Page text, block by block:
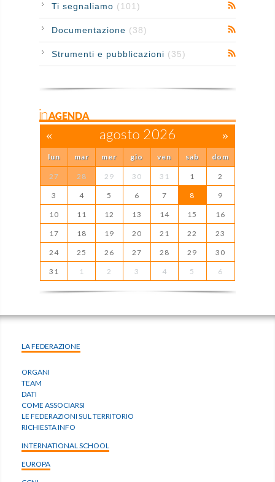
Ti segnaliamo (101)
Documentazione (38)
Strumenti e pubblicazioni (35)
inAGENDA
« agosto 2026 »
lun mar mer gio ven sab dom
27 28 29 30 31 1 2
3 4 5 6 7 8 9
10 11 12 13 14 15 16
17 18 19 20 21 22 23
24 25 26 27 28 29 30
31 1 2 3 4 5 6
LA FEDERAZIONE
ORGANI
TEAM
DATI
COME ASSOCIARSI
LE FEDERAZIONI SUL TERRITORIO
RICHIESTA INFO
INTERNATIONAL SCHOOL
EUROPA